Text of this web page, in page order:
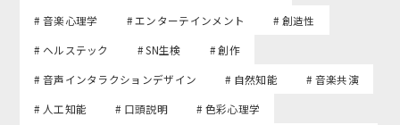
# 音楽心理学
# エンターテインメント
# 創造性
# ヘルステック
# SN生検
# 創作
# 音声インタラクションデザイン
# 自然知能
# 音楽共演
# 人工知能
# 口頭説明
# 色彩心理学